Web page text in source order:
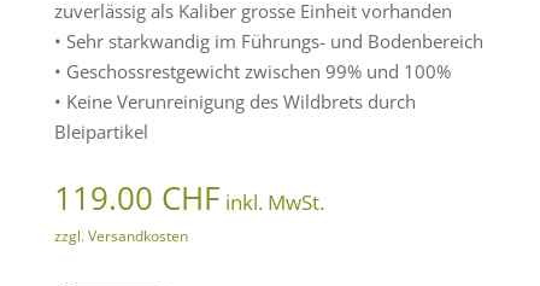
zuverlässig als Kaliber grosse Einheit vorhanden
• Sehr starkwandig im Führungs- und Bodenbereich
• Geschossrestgewicht zwischen 99% und 100%
• Keine Verunreinigung des Wildbrets durch
Bleipartikel
119.00 CHF inkl. MwSt.
zzgl. Versandkosten